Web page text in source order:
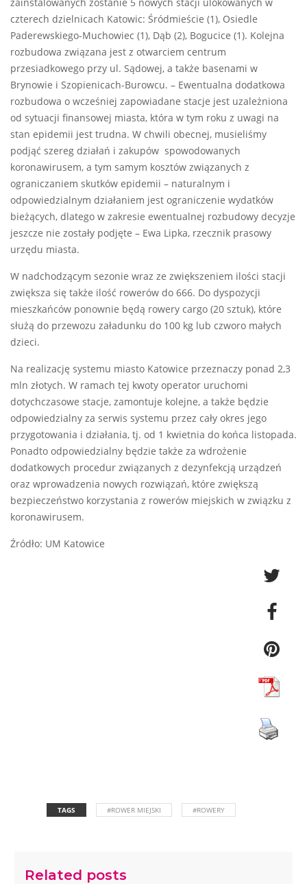
zainstalowanych zostanie 5 nowych stacji ulokowanych w
czterech dzielnicach Katowic: Śródmieście (1), Osiedle
Paderewskiego-Muchowiec (1), Dąb (2), Bogucice (1). Kolejna
rozbudowa związana jest z otwarciem centrum
przesiadkowego przy ul. Sądowej, a także basenami w
Brynowie i Szopienicach-Burowcu. – Ewentualna dodatkowa
rozbudowa o wcześniej zapowiadane stacje jest uzależniona
od sytuacji finansowej miasta, która w tym roku z uwagi na
stan epidemii jest trudna. W chwili obecnej, musieliśmy
podjąć szereg działań i zakupów spowodowanych
koronawirusem, a tym samym kosztów związanych z
ograniczaniem skutków epidemii – naturalnym i
odpowiedzialnym działaniem jest ograniczenie wydatków
bieżących, dlatego w zakresie ewentualnej rozbudowy decyzje
jeszcze nie zostały podjęte – Ewa Lipka, rzecznik prasowy
urzędu miasta.
W nadchodzącym sezonie wraz ze zwiększeniem ilości stacji
zwiększa się także ilość rowerów do 666. Do dyspozycji
mieszkańców ponownie będą rowery cargo (20 sztuk), które
służą do przewozu załadunku do 100 kg lub czworo małych
dzieci.
Na realizację systemu miasto Katowice przeznaczy ponad 2,3
mln złotych. W ramach tej kwoty operator uruchomi
dotychczasowe stacje, zamontuje kolejne, a także będzie
odpowiedzialny za serwis systemu przez cały okres jego
przygotowania i działania, tj. od 1 kwietnia do końca listopada.
Ponadto odpowiedzialny będzie także za wdrożenie
dodatkowych procedur związanych z dezynfekcją urządzeń
oraz wprowadzenia nowych rozwiązań, które zwiększą
bezpieczeństwo korzystania z rowerów miejskich w związku z
koronawirusem.
Źródło: UM Katowice
TAGS #ROWER MIEJSKI #ROWERY
Related posts